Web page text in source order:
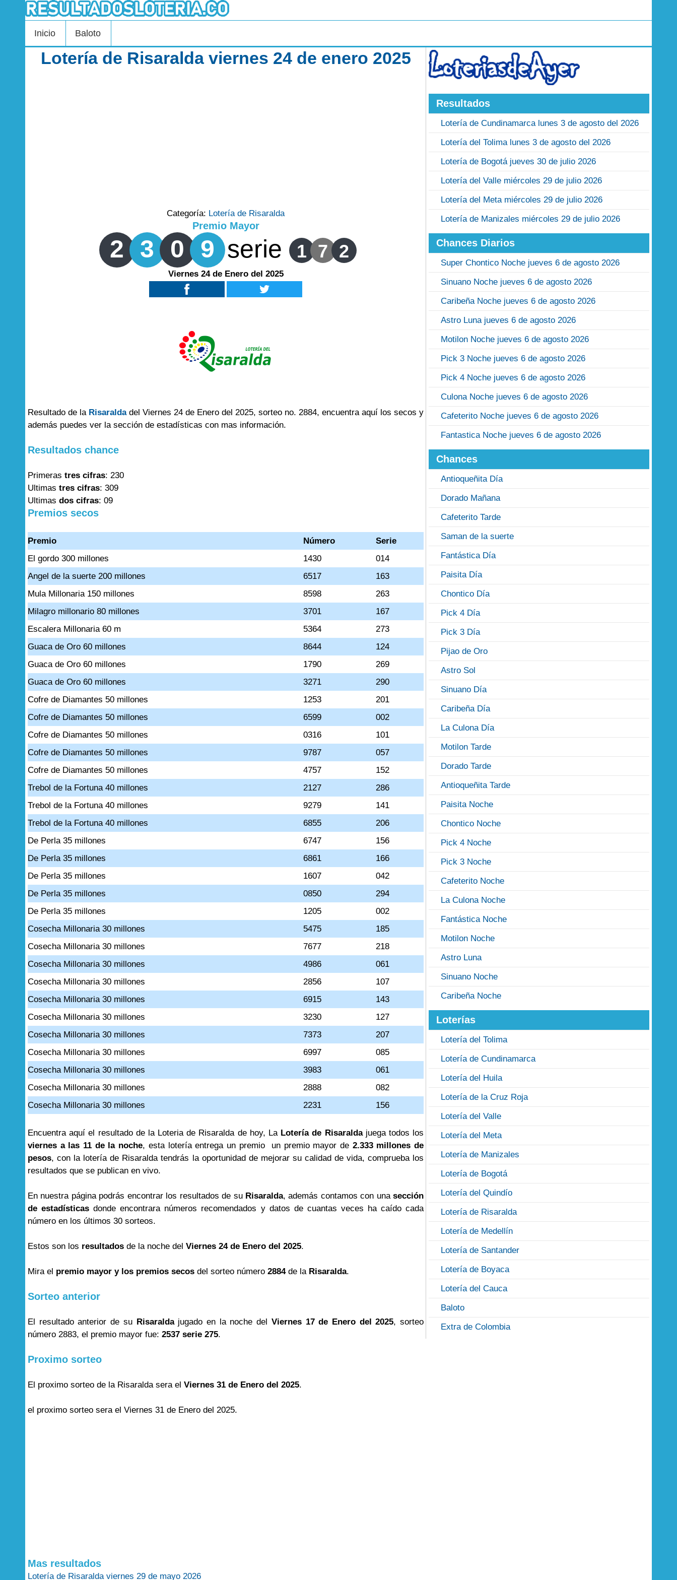
Inicio Baloto
Lotería de Risaralda viernes 24 de enero 2025
Categoría: Lotería de Risaralda
Premio Mayor
2 3 0 9 serie 1 7 2
Viernes 24 de Enero del 2025
Resultado de la Risaraldadel Viernes 24 de Enero del 2025, sorteo no. 2884, encuentra aquí los secos y
además puedes ver la sección de estadísticas con mas información.
Resultados chance
Primeras tres cifras: 230
Ultimas tres cifras: 309
Ultimas dos cifras: 09
Premios secos
Premio Número
Serie
El gordo 300 millones
1430
014
Angel de la suerte 200 millones
6517
163
Mula Millonaria 150 millones
8598
263
Milagro millonario 80 millones
3701
167
Escalera Millonaria 60 m
5364
273
Guaca de Oro 60 millones
8644
124
Guaca de Oro 60 millones
1790
269
Guaca de Oro 60 millones
3271
290
Cofre de Diamantes 50 millones
1253
201
Cofre de Diamantes 50 millones
6599
002
Cofre de Diamantes 50 millones
0316
101
Cofre de Diamantes 50 millones
9787
057
Cofre de Diamantes 50 millones
4757
152
Trebol de la Fortuna 40 millones
2127
286
Trebol de la Fortuna 40 millones
9279
141
Trebol de la Fortuna 40 millones
6855
206
De Perla 35 millones
6747
156
De Perla 35 millones
6861
166
De Perla 35 millones
1607
042
De Perla 35 millones
0850
294
De Perla 35 millones
1205
002
Cosecha Millonaria 30 millones
5475
185
Cosecha Millonaria 30 millones
7677
218
Cosecha Millonaria 30 millones
4986
061
Cosecha Millonaria 30 millones
2856
107
Cosecha Millonaria 30 millones
6915
143
Cosecha Millonaria 30 millones
3230
127
Cosecha Millonaria 30 millones
7373
207
Cosecha Millonaria 30 millones
6997
085
Cosecha Millonaria 30 millones
3983
061
Cosecha Millonaria 30 millones
2888
082
Cosecha Millonaria 30 millones
2231 156
Encuentra aquí el resultado de la Loteria de Risaralda de hoy, La Lotería de Risaraldajuega todos los
viernes a las 11 de la noche, esta lotería entrega un premio un premio mayor de 2.333 millones de
pesos, con la lotería de Risaralda tendrás la oportunidad de mejorar su calidad de vida, comprueba los
resultados que se publican en vivo.
En nuestra página podrás encontrar los resultados de su Risaralda, además contamos con unasección
de estadísticas donde encontrara números recomendados y datos de cuantas veces ha caído cada
número en los últimos 30 sorteos.
Estos son los resultados de la noche del Viernes 24 de Enero del 2025.
Mira el premio mayor y los premios secos del sorteo número 2884de la Risaralda.
Sorteo anterior
El resultado anterior de su Risaraldajugado en la noche del Viernes 17 de Enero del 2025, sorteo
número 2883, el premio mayor fue: 2537 serie 275.
Proximo sorteo
El proximo sorteo de la Risaralda sera el Viernes 31 de Enero del 2025.
el proximo sorteo sera el Viernes 31 de Enero del 2025.
Mas resultados
Lotería de Risaralda viernes 29 de mayo 2026
Resultados
Lotería de Cundinamarca lunes 3 de agosto del 2026
Lotería del Tolima lunes 3 de agosto del 2026
Lotería de Bogotá jueves 30 de julio 2026
Lotería del Valle miércoles 29 de julio 2026
Lotería del Meta miércoles 29 de julio 2026
Lotería de Manizales miércoles 29 de julio 2026
Chances Diarios
Super Chontico Noche jueves 6 de agosto 2026
Sinuano Noche jueves 6 de agosto 2026
Caribeña Noche jueves 6 de agosto 2026
Astro Luna jueves 6 de agosto 2026
Motilon Noche jueves 6 de agosto 2026
Pick 3 Noche jueves 6 de agosto 2026
Pick 4 Noche jueves 6 de agosto 2026
Culona Noche jueves 6 de agosto 2026
Cafeterito Noche jueves 6 de agosto 2026
Fantastica Noche jueves 6 de agosto 2026
Chances
Antioqueñita Día
Dorado Mañana
Cafeterito Tarde
Saman de la suerte
Fantástica Día
Paisita Día
Chontico Día
Pick 4 Día
Pick 3 Día
Pijao de Oro
Astro Sol
Sinuano Día
Caribeña Día
La Culona Día
Motilon Tarde
Dorado Tarde
Antioqueñita Tarde
Paisita Noche
Chontico Noche
Pick 4 Noche
Pick 3 Noche
Cafeterito Noche
La Culona Noche
Fantástica Noche
Motilon Noche
Astro Luna
Sinuano Noche
Caribeña Noche
Loterías
Lotería del Tolima
Lotería de Cundinamarca
Lotería del Huila
Lotería de la Cruz Roja
Lotería del Valle
Lotería del Meta
Lotería de Manizales
Lotería de Bogotá
Lotería del Quindío
Lotería de Risaralda
Lotería de Medellín
Lotería de Santander
Lotería de Boyaca
Lotería del Cauca
Baloto
Extra de Colombia